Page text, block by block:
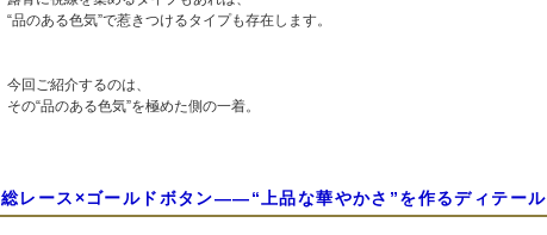
“品のある色気”で惹きつけるタイプも存在します。
今回ご紹介するのは、
その“品のある色気”を極めた側の一着。
総レース×ゴールドボタン――“上品な華やかさ”を作るディテール